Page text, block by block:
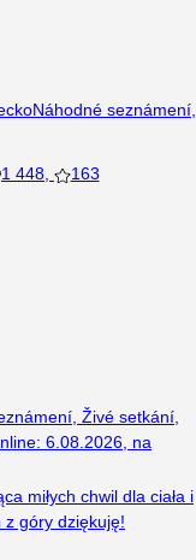
Náhodné seznámení,
1 448, 163
Živé setkání
: 6.08.2026 na
miłych chwil dla ciała i
góry dziękuję!